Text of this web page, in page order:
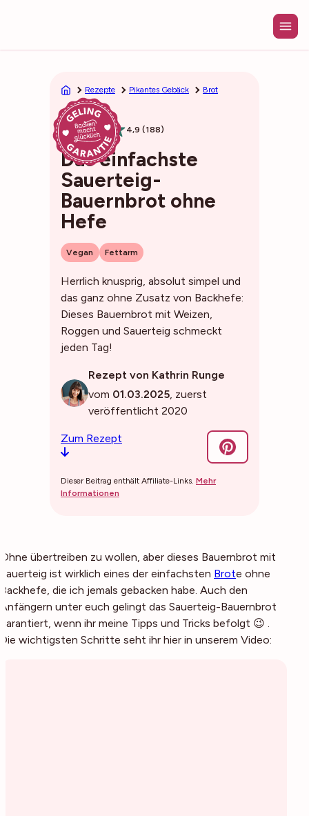
Rezepte Pikantes Gebäck Brot
1h10min 4,9 (188)
Das einfachste
Sauerteig-
Bauernbrot ohne
Hefe
Vegan Fettarm
Herrlich knusprig, absolut simpel und
das ganz ohne Zusatz von Backhefe:
Dieses Bauernbrot mit Weizen,
Roggen und Sauerteig schmeckt
jeden Tag!
Rezept von Kathrin Runge
vom 01.03.2025, zuerst
veröffentlicht 2020
Zum Rezept
Dieser Beitrag enthält Affiliate-Links. Mehr
Informationen
Ohne übertreiben zu wollen, aber dieses Bauernbrot mit
Sauerteig ist wirklich eines der einfachsten Brote ohne
Backhefe, die ich jemals gebacken habe. Auch den
Anfängern unter euch gelingt das Sauerteig-Bauernbrot
garantiert, wenn ihr meine Tipps und Tricks befolgt 😉 .
Die wichtigsten Schritte seht ihr hier in unserem Video: